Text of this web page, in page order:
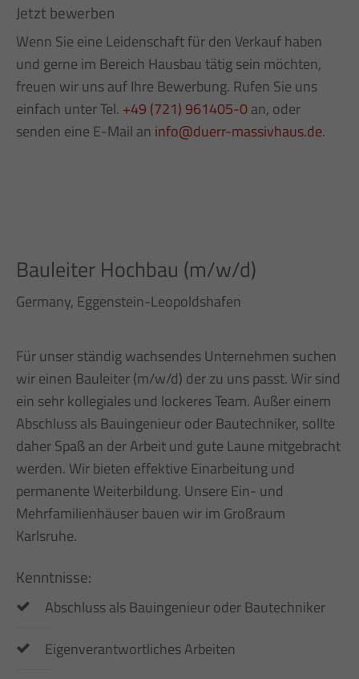
Jetzt bewerben
Wenn Sie eine Leidenschaft für den Verkauf haben
und gerne im Bereich Hausbau tätig sein möchten,
freuen wir uns auf Ihre Bewerbung. Rufen Sie uns
einfach unter Tel. +49 (721) 961405-0an, oder
senden eine E-Mail an info@duerr-massivhaus.de.
Bauleiter Hochbau (m/w/d)
Germany, Eggenstein-Leopoldshafen
Für unser ständig wachsendes Unternehmen suchen
wir einen Bauleiter (m/w/d) der zu uns passt. Wir sind
ein sehr kollegiales und lockeres Team. Außer einem
Abschluss als Bauingenieur oder Bautechniker, sollte
daher Spaß an der Arbeit und gute Laune mitgebracht
werden. Wir bieten effektive Einarbeitung und
permanente Weiterbildung. Unsere Ein- und
Mehrfamilienhäuser bauen wir im Großraum
Karlsruhe.
Kenntnisse:
Abschluss als Bauingenieur oder Bautechniker
Eigenverantwortliches Arbeiten